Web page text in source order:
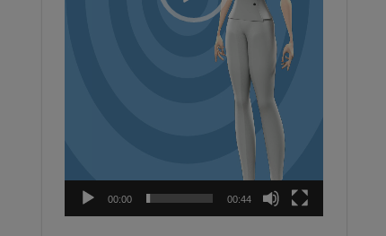
00:00 00:44